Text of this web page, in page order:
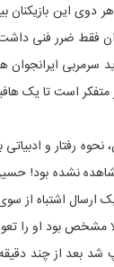
دوی این
فقط ضرر فنی
ایرانجوان
متفکر است تا یک
نحوه رفتار و
نشده بود!
اشتباه از
مشخص بود او را
بعد از چند